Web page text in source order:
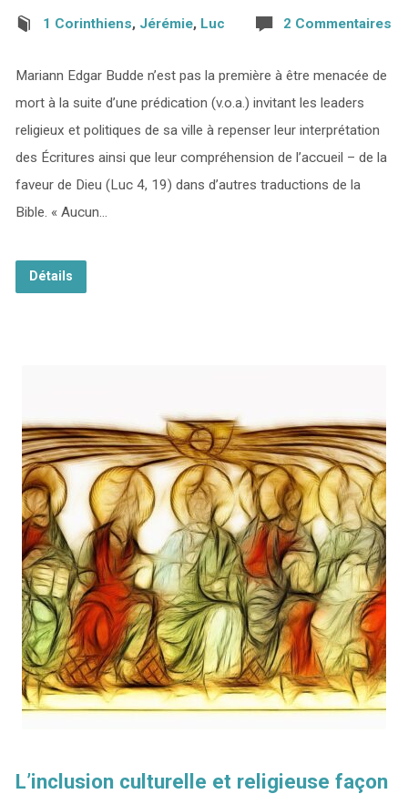
1 Corinthiens, Jérémie, Luc 2 Commentaires
Mariann Edgar Budde n’est pas la première à être menacée de
mort à la suite d’une prédication (v.o.a.) invitant les leaders
religieux et politiques de sa ville à repenser leur interprétation
des Écritures ainsi que leur compréhension de l’accueil – de la
faveur de Dieu (Luc 4, 19) dans d’autres traductions de la
Bible. « Aucun…
Détails
L’inclusion culturelle et religieuse façon